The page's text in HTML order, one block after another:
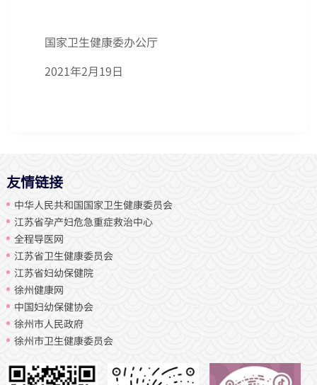
国家卫生健康委办公厅
2021年2月19日
友情链接
中华人民共和国国家卫生健康委员会
江苏省孕产妇危急重症救治中心
全程导医网
江苏省卫生健康委员会
江苏省妇幼保健院
徐州健康网
中国妇幼保健协会
徐州市人民政府
徐州市卫生健康委员会